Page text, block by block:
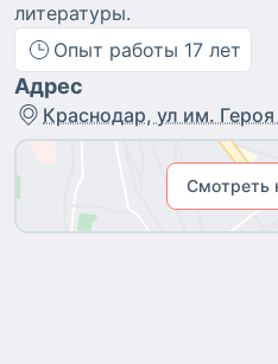
литературы.
Опыт работы 17 лет
Адрес
Краснодар, ул им.
Смотреть